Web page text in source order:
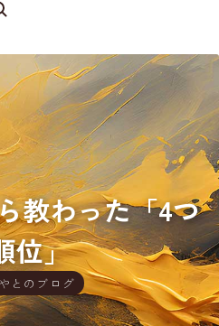
教わった「4つ
位」
とのブログ